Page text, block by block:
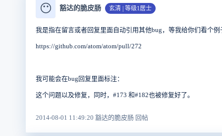
😶 豁达的脆皮肠 玄清 | 等级1居士
我是指在留言或者回复里面自动引用其他bug，等我给你们看个例
https://github.com/atom/atom/pull/272
我可能会在bug回复里面标注：
这个问题以及修复，同时，#173 和#182也被修复好了。
2014-08-01 11:49:20 豁达的脆皮肠 回帖